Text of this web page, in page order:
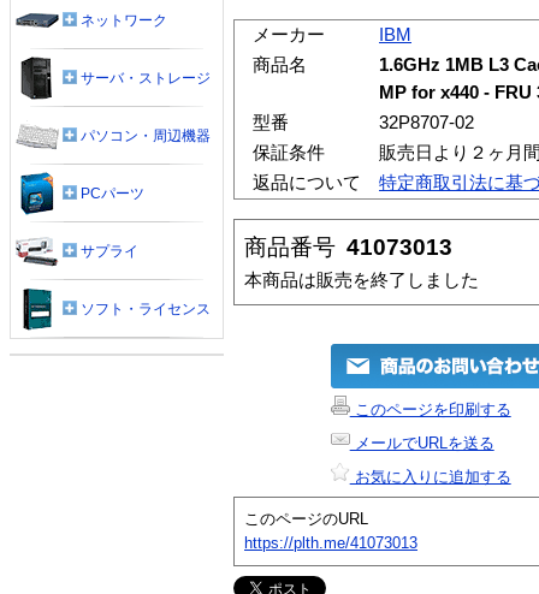
メーカー
IBM
商品名
1.6GHz 1MB L3
MP for x440 - FRU
型番
32P8707-02
保証条件
販売日より２ヶ月
返品について
特定商取引法に基
商品番号 41073013
本商品は販売を終了しました
このページを印刷する
メールでURLを送る
お気に入りに追加する
このページのURL
https://plth.me/41073013
ネットワーク
サーバ・ストレージ
パソコン・周辺機器
PCパーツ
サプライ
ソフト・ライセンス